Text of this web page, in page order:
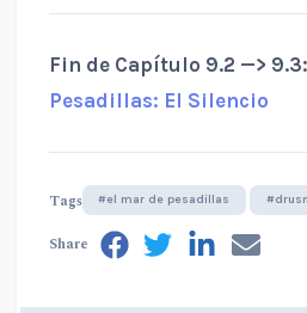
Fin de Capítulo 9.2 —> 9.3:
Pesadillas: El Silencio
Tags #el mar de pesadillas
Share